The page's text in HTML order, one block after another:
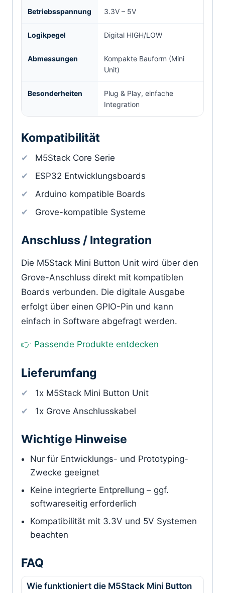
Betriebsspannung 3.3V – 5V
Logikpegel Digital HIGH/LOW
Abmessungen
Kompakte Bauform (Mini
Unit)
Besonderheiten
Plug & Play, einfache
Integration
Kompatibilität
M5Stack Core Serie
ESP32 Entwicklungsboards
Arduino kompatible Boards
Grove-kompatible Systeme
Anschluss / Integration
Die M5Stack Mini Button Unit wird über den
Grove-Anschluss direkt mit kompatiblen
Boards verbunden. Die digitale Ausgabe
erfolgt über einen GPIO-Pin und kann
einfach in Software abgefragt werden.
👉 Passende Produkte entdecken
Lieferumfang
1x M5Stack Mini Button Unit
1x Grove Anschlusskabel
Wichtige Hinweise
Nur für Entwicklungs- und Prototyping-
Zwecke geeignet
Keine integrierte Entprellung – ggf.
softwareseitig erforderlich
Kompatibilität mit 3.3V und 5V Systemen
beachten
FAQ
Wie funktioniert die M5Stack Mini Button